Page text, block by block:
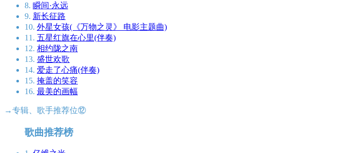
8. 瞬间·永远
9. 新长征路
10. 外星女孩(《万物之灵》 电影主题曲)
11. 五星红旗在心里(伴奏)
12. 相约陇之南
13. 盛世欢歌
14. 爱走了心痛(伴奏)
15. 掩盖的笑容
16. 最美的画幅
→专辑、歌手推荐位⑫
歌曲推荐榜